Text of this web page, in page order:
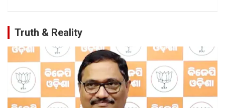
Truth & Reality